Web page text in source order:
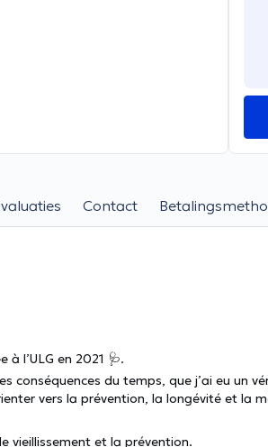
Contact
l’ULG en 2021 🩺.
conséquences du temps, que j’ai eu un
vers la prévention, la longévité et la
vieillissement et la prévention.